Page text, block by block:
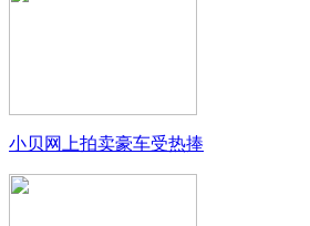
小贝网上拍卖豪车受热捧